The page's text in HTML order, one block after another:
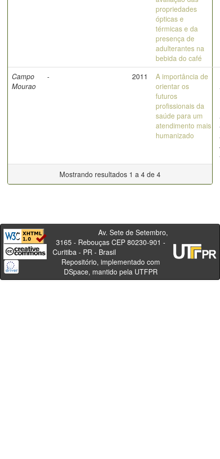
propriedades
ópticas e
térmicas e da
presença de
adulterantes na
bebida do café
Campo
Mourao
- 2011
A importância de
orientar os
futuros
profissionais da
saúde para um
atendimento mais
humanizado
Mostrando resultados 1 a 4 de 4
Av. Sete de Setembro,
3165 - Rebouças CEP 80230-901 -
Curitiba - PR - Brasil
Repositório, implementado com
DSpace, mantido pela UTFPR